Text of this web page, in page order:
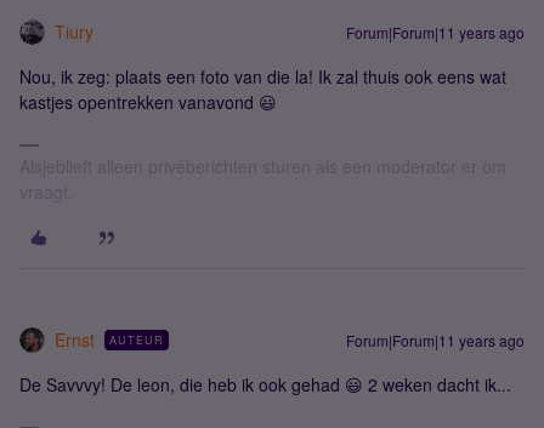
Tiury Forum|Forum|11 years ago
Nou, ik zeg: plaats een foto van die la! Ik zal thuis ook eens wat
kastjes opentrekken vanavond 😃
Alsjeblieft alleen privéberichten sturen als een moderator er om
vraagt.
Ernst AUTEUR Forum|Forum|11 years ago
De Savvvy! De leon, die heb ik ook gehad 😃 2 weken dacht ik...